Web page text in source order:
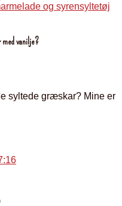
og syrensyltetøj
vanilje?
syltede græskar? Mine er